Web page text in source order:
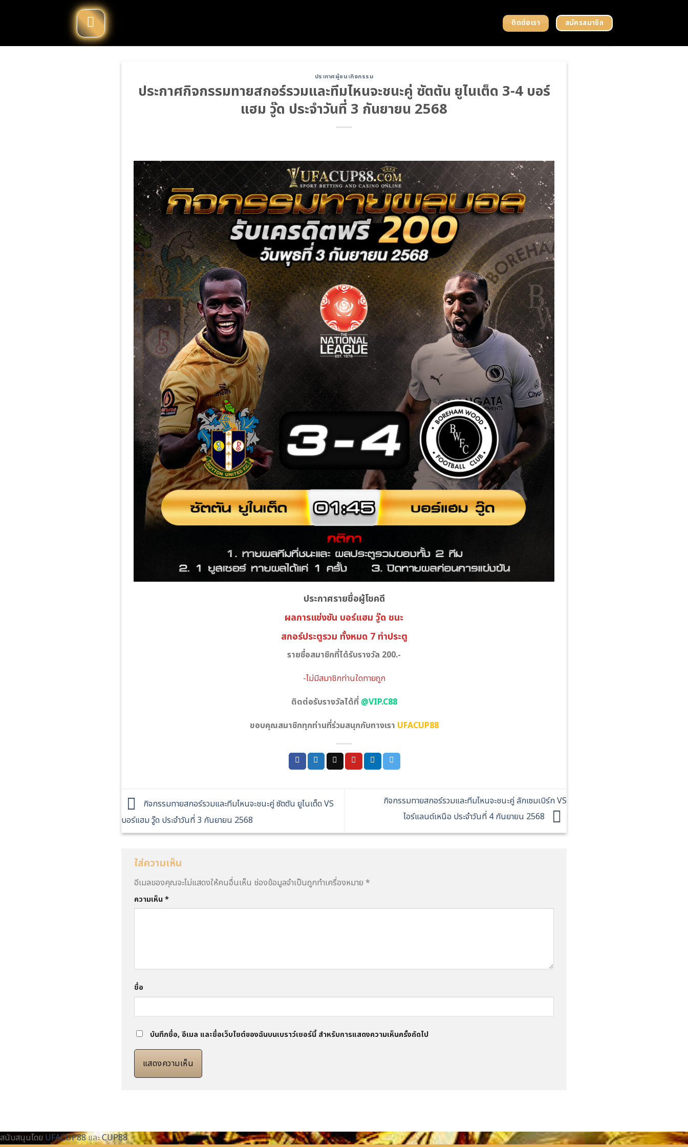
ติดต่อเรา สมัครสมาชิก
ประกาศผู้ชนะกิจกรรม
ประกาศกิจกรรมทายสกอร์รวมและทีมไหนจะชนะคู่ ซัตตัน ยูไนเต็ด 3-4 บอร์
แฮม วู๊ด ประจำวันที่ 3 กันยายน 2568
ประกาศรายชื่อผู้โชคดี
ผลการแข่งขัน บอร์แฮม วู๊ด ชนะ
สกอร์ประตูรวม ทั้งหมด 7 ทำประตู
รายชื่อสมาชิกที่ได้รับรางวัล 200.-
-ไม่มีสมาชิกท่านใดทายถูก
ติดต่อรับรางวัลได้ที่ @VIP.C88
ขอบคุณสมาชิกทุกท่านที่ร่วมสนุกกับทางเรา UFACUP88
กิจกรรมทายสกอร์รวมและทีมไหนจะชนะคู่ ซัตตัน ยูไนเต็ด VS
บอร์แฮม วู๊ด ประจำวันที่ 3 กันยายน 2568
กิจกรรมทายสกอร์รวมและทีมไหนจะชนะคู่ ลักเซมเบิร์ก VS
ไอร์แลนด์เหนือ ประจำวันที่ 4 กันยายน 2568
ใส่ความเห็น
อีเมลของคุณจะไม่แสดงให้คนอื่นเห็น ช่องข้อมูลจำเป็นถูกทำเครื่องหมาย *
ความเห็น*
ชื่อ
บันทึกชื่อ, อีเมล และชื่อเว็บไซต์ของฉันบนเบราว์เซอร์นี้ สำหรับการแสดงความเห็นครั้งถัดไป
สนับสนุนโดย UFACUP88และCUP88